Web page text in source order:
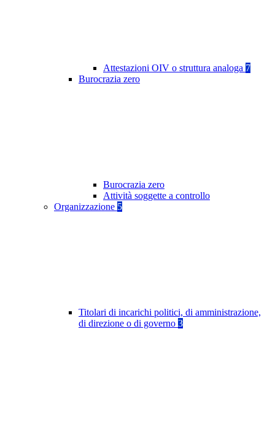
Attestazioni OIV o struttura analoga 7
Burocrazia zero
Burocrazia zero
Attività soggette a controllo
Organizzazione 5
Titolari di incarichi politici, di amministrazione,
di direzione o di governo 3